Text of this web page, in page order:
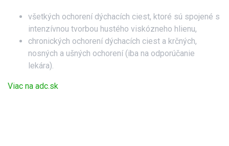
všetkých ochorení dýchacích ciest, ktoré sú spojené s
intenzívnou tvorbou hustého viskózneho hlienu,
chronických ochorení dýchacích ciest a krčných,
nosných a ušných ochorení (iba na odporúčanie
lekára).
Viac na adc.sk